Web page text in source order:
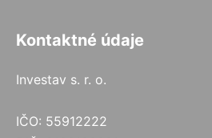
Kontaktné údaje
Investav s. r. o.
IČO: 55912222